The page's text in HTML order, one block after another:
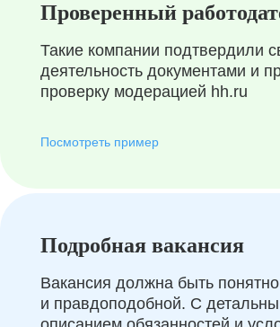
Проверенный
Такие компании подтвердили
деятельность документами и
проверку модерацией hh.ru
Посмотреть пример
Подробная вакансия
Вакансия должна быть
и правдоподобной. С